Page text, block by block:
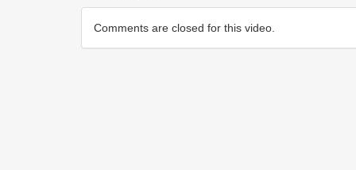
Comments are closed for this video.